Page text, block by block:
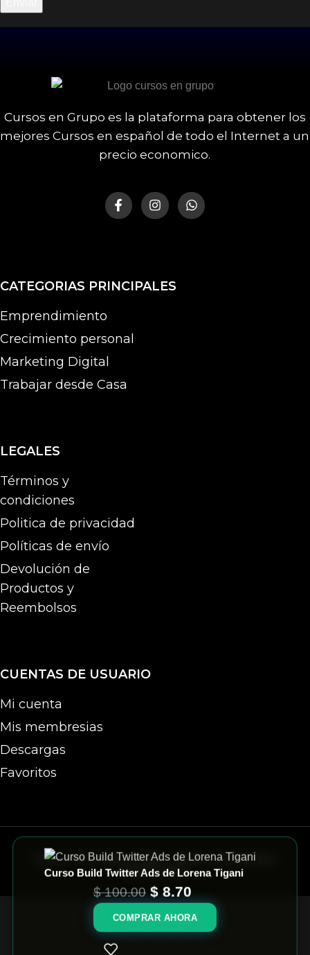
Cursos en Grupo es la plataforma para obtener los
mejores Cursos en español de todo el Internet a un
precio economico.
CATEGORIAS PRINCIPALES
Emprendimiento
Crecimiento personal
Marketing Digital
Trabajar desde Casa
LEGALES
Términos y
condiciones
Politica de privacidad
Políticas de envío
Devolución de
Productos y
Reembolsos
CUENTAS DE USUARIO
Mi cuenta
Mis membresias
Descargas
Favoritos
Cursos en Grupo © 2025 - Todos los Derechos
Reservados
Carrito
Curso Build Twitter Ads de Lorena Tigani
$100.00 $8.70
COMPRAR AHORA